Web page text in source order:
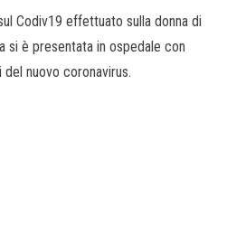
Codiv19 effettuato sulla donna di
si è presentata in ospedale con
nuovo coronavirus.